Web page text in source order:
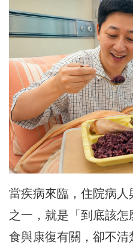
當疾病來臨，住院病
之一，就是「到底該
食與康復有關，卻不清